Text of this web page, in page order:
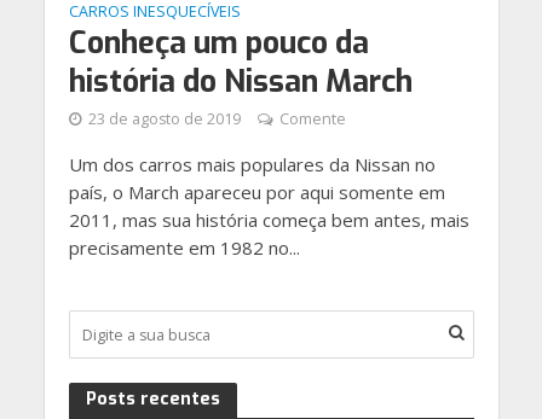
CARROS INESQUECÍVEIS
Conheça um pouco da
história do Nissan March
23 de agosto de 2019 Comente
Um dos carros mais populares da Nissan no
país, o March apareceu por aqui somente em
2011, mas sua história começa bem antes, mais
precisamente em 1982 no...
Posts recentes